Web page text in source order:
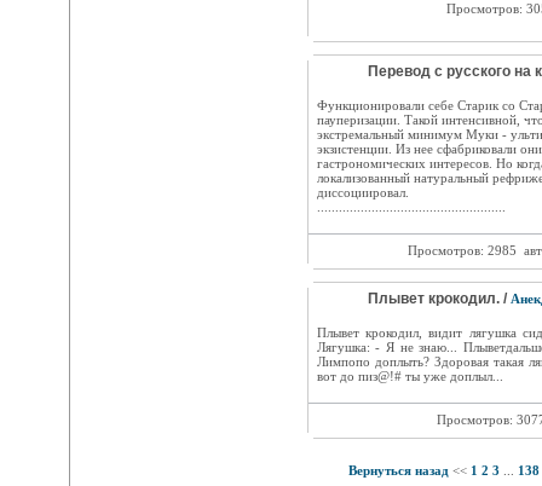
Просмотров:
Перевод с русского
Функционировали себе Старик со
пауперизации. Такой интенсивной,
экстремальный минимум Муки -
экзистенции. Из нее сфабриковали
гастрономических интересов. Но
локализованный натуральный
диссоциировал.
Просмотров: 2985
Плывет крокодил. /
Плывет крокодил, видит лягушка
Лягушка: - Я не знаю...
Лимпопо доплыть? Здоровая такая
вот до пиз@!# ты уже доплыл...
Просмотров:
Вернуться назад<< 1 2 3 138